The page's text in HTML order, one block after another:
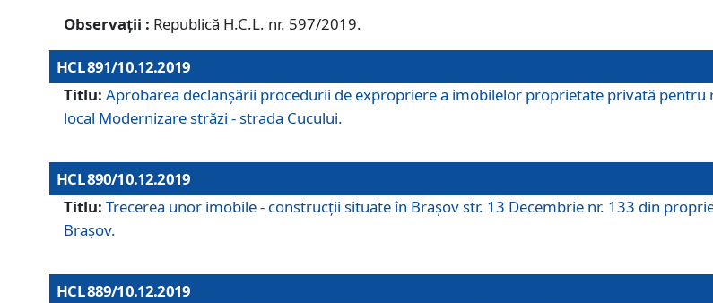
Observații : Republică H.C.L. nr. 597/2019.
HCL 891/10.12.2019
Titlu: Aprobarea declanșării procedurii de expropriere a imobilelor proprietate privată
local Modernizare străzi - strada Cucului.
HCL 890/10.12.2019
Titlu: Trecerea unor imobile - construcții situate în Brașov str. 13 Decembrie nr. 133 din
Brașov.
HCL 889/10.12.2019